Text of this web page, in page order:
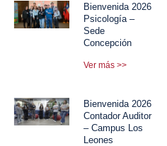
Bienvenida 2026
Psicología –
Sede
Concepción
Ver más >>
Bienvenida 2026
Contador Auditor
– Campus Los
Leones